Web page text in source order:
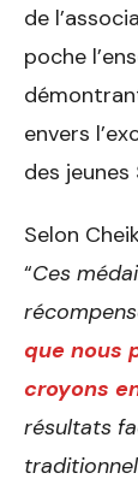
de
poche
envers
des jeunes
Selon
“Ces
que nous
croyons
résultats